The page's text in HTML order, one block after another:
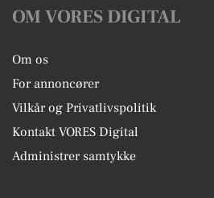
OM VORES DIGITAL
Om os
For annoncører
Vilkår og Privatlivspolitik
Kontakt VORES Digital
Administrer samtykke